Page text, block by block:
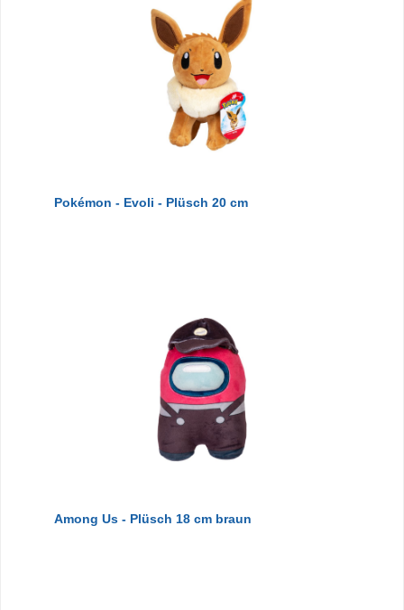
Pokémon - Evoli - Plüsch 20 cm
Among Us - Plüsch 18 cm braun